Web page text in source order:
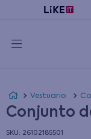
Vestuario
Conjunto
: 26102185501